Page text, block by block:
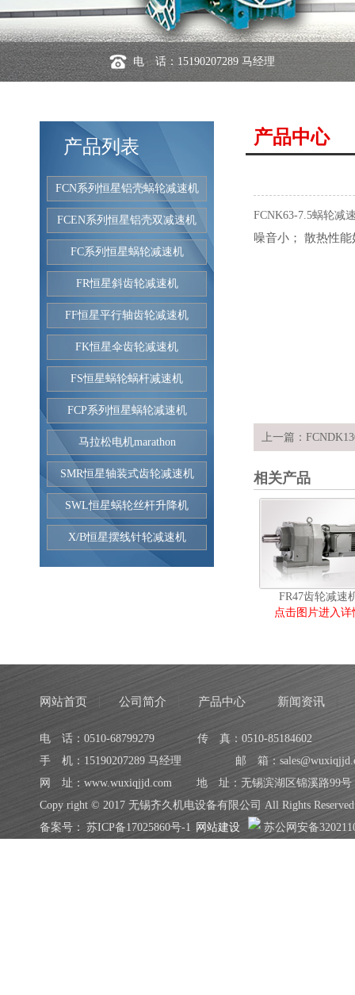
电 话：15190207289 马经理
产品列表
FCN系列恒星铝壳蜗轮减速机
FCEN系列恒星铝壳双减速机
FC系列恒星蜗轮减速机
FR恒星斜齿轮减速机
FF恒星平行轴齿轮减速机
FK恒星伞齿轮减速机
FS恒星蜗轮蜗杆减速机
FCP系列恒星蜗轮减速机
马拉松电机marathon
SMR恒星轴装式齿轮减速机
SWL恒星蜗轮丝杆升降机
X/B恒星摆线针轮减速机
产品中心
FCNK63-7.5蜗轮减
噪音小； 散热性
上一篇：
相关产品
FR47齿轮减速
点击图片进入详
网站首页 公司简介 产品中心 新闻资讯
电 话：0510-68799279
传 真：0510-85184602
手 机：15190207289 马经理
邮 箱：
网 址：www.wuxiqjjd.com
地 址：无锡滨湖区锦溪路99号
Copy right © 2017 无锡齐久机电设备有限公司 All Rights Reserved
备案号： 苏ICP备17025860号-1 网站建设 苏公网安备